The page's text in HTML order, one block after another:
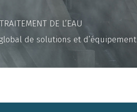
TRAITEMENT DE L’EAU
de solutions et d’équipement